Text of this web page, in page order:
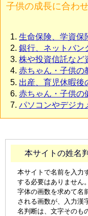
子供の成長に合わ
生命保険、学資保
銀行、ネットバン
株や投資信託など
赤ちゃん・子供の
出産、育児休暇後
赤ちゃん・子供の
パソコンやデジカ
本サイトの姓名
本サイトで名前を入力
する必要はありません
字体の画数を求めて名
される画数が、入力漢
名判断は、文字そのも